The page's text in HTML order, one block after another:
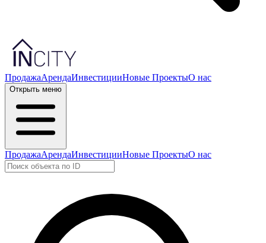
ПродажаАрендаИнвестицииНовые ПроектыО нас
Открыть меню
ПродажаАрендаИнвестицииНовые ПроектыО нас